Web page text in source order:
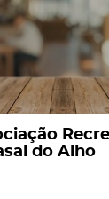
do Alho